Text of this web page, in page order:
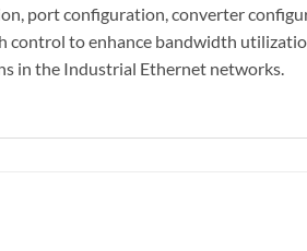
port configuration, converter
control to enhance bandwidth
in the Industrial Ethernet networks.